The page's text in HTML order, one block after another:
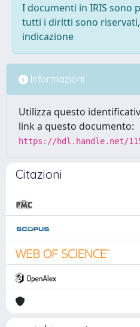
I documenti in IRIS sono
tutti i diritti sono
indicazione
Informazioni
Utilizza questo
link a questo documento:
https://hdl.handle.net/
Citazioni